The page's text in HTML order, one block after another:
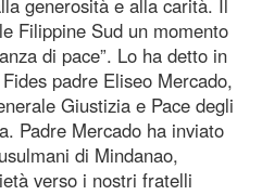
Filippine Sud un momento
di pace”. Lo ha detto in
padre Eliseo Mercado,
Giustizia e Pace degli
Padre Mercado ha inviato
di Mindanao,
verso i nostri fratelli